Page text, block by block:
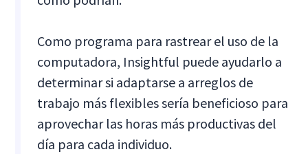
Como programa para rastrear el uso de la
computadora, Insightful puede ayudarlo a
determinar si adaptarse a arreglos de
trabajo más flexibles sería beneficioso para
aprovechar las horas más productivas del
día para cada individuo.